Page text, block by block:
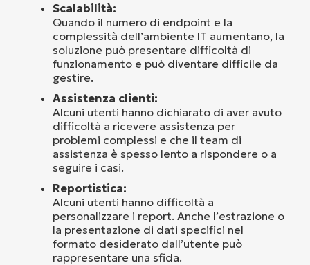
Scalabilità:
Quando il numero di endpoint e la
complessità dell’ambiente IT aumentano, la
soluzione può presentare difficoltà di
funzionamento e può diventare difficile da
gestire.
Assistenza clienti:
Alcuni utenti hanno dichiarato di aver avuto
difficoltà a ricevere assistenza per
problemi complessi e che il team di
assistenza è spesso lento a rispondere o a
seguire i casi.
Reportistica:
Alcuni utenti hanno difficoltà a
personalizzare i report. Anche l’estrazione o
la presentazione di dati specifici nel
formato desiderato dall’utente può
rappresentare una sfida.